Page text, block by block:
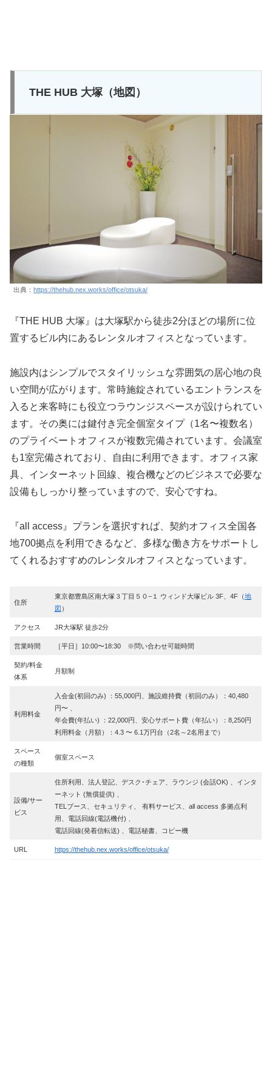
THE HUB 大塚（地図）
出典： https://thehub.nex.works/office/otsuka/
『THE HUB 大塚』は大塚駅から徒歩2分ほどの場所に位
置するビル内にあるレンタルオフィスとなっています。
施設内はシンプルでスタイリッシュな雰囲気の居心地の良
い空間が広がります。常時施錠されているエントランスを
入ると来客時にも役立つラウンジスペースが設けられてい
ます。その奥には鍵付き完全個室タイプ（1名〜複数名）
のプライベートオフィスが複数完備されています。会議室
も1室完備されており、自由に利用できます。オフィス家
具、インターネット回線、複合機などのビジネスで必要な
設備もしっかり整っていますので、安心ですね。
『all access』プランを選択すれば、契約オフィス全国各
地700拠点を利用できるなど、多様な働き方をサポートし
てくれるおすすめのレンタルオフィスとなっています。
住所
東京都豊島区南大塚３丁目５０−１ ウィンド大塚ビル 3F、4F（地
図 ）
アクセス JR大塚駅 徒歩2分
営業時間 ［平日］10:00〜18:30 ※問い合わせ可能時間
契約/料金
体系
月額制
利用料金
入会金(初回のみ) ：55,000円、施設維持費（初回のみ）：40,480
円〜 、
年会費(年払い) ：22,000円、安心サポート費（年払い）：8,250円
利用料金（月額）：4.3 〜 6.1万円台（2名～2名用まで）
スペース
の種類
個室スペース
設備/サー
ビス
住所利用、法人登記、デスク･チェア、ラウンジ (会話OK) 、インタ
ーネット (無償提供) 、
TELブース、セキュリティ、 有料サービス、all access 多拠点利
用、電話回線(電話機付) 、
電話回線(発着信転送) 、電話秘書、コピー機
URL https://thehub.nex.works/office/otsuka/